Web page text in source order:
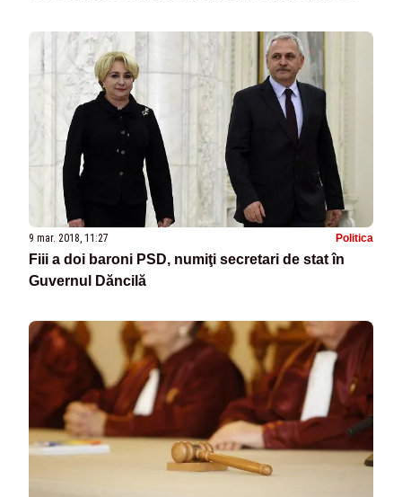
9 mar. 2018, 11:27 Politica
Fiii a doi baroni PSD, numiţi secretari de stat în
Guvernul Dăncilă